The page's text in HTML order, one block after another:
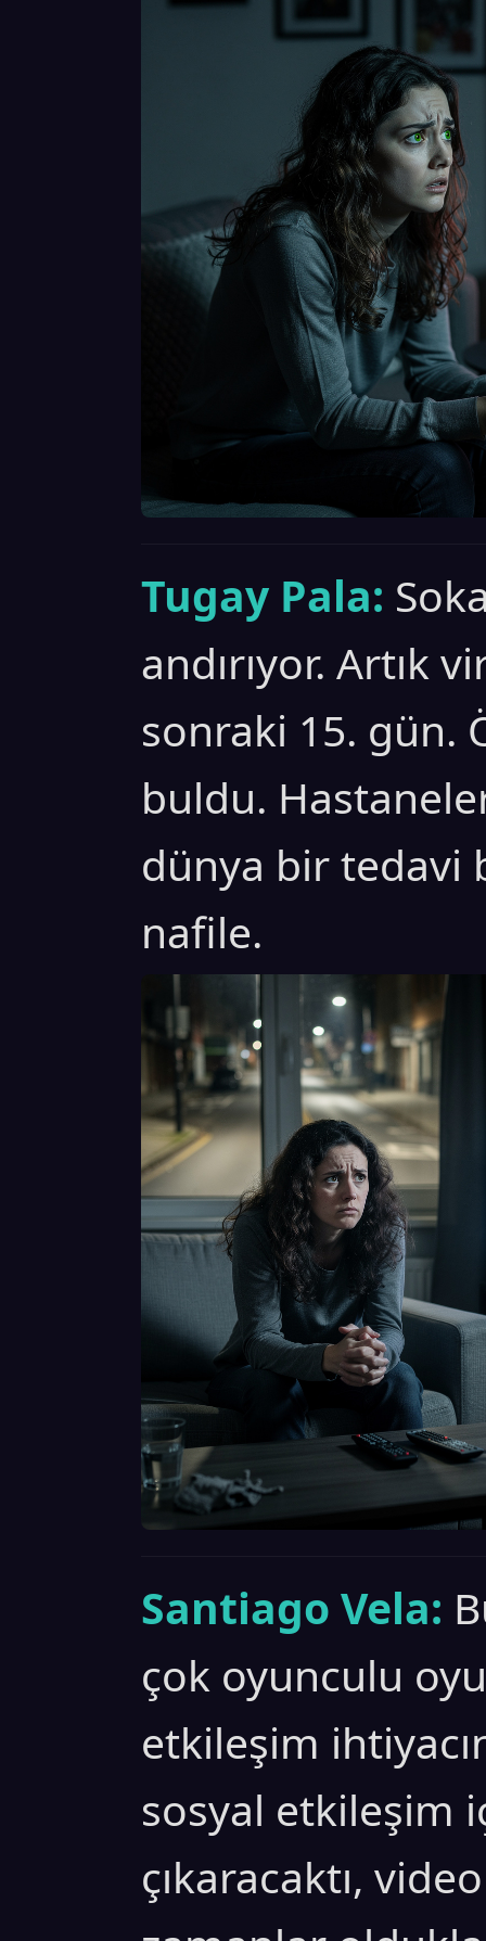
Tugay Pala:
andırıyor. Artık
sonraki 15. gün.
buldu.
dünya bir tedavi
nafile.
Santiago Vela:
çok oyunculu
etkileşim
sosyal etkileşim
çıkaracaktı,